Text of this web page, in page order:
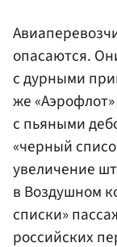
опасаются.
с дурными
же
с пьяными
«черный
увеличение
в Воздушном
списки»
российских